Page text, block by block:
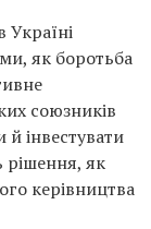
як боротьба
союзників
інвестувати
рішення, як
керівництва